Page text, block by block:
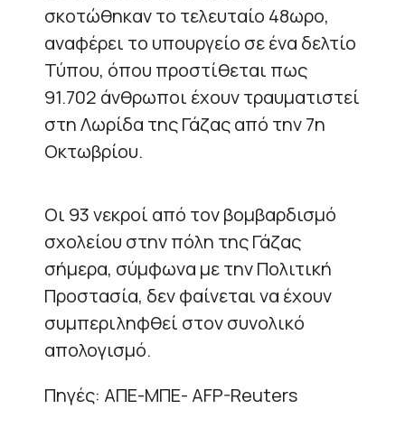
σκοτώθηκαν το τελευταίο 48ωρο,
αναφέρει το υπουργείο σε ένα δελτίο
Τύπου, όπου προστίθεται πως
91.702 άνθρωποι έχουν τραυματιστεί
στη Λωρίδα της Γάζας από την 7η
Οκτωβρίου.
Οι 93 νεκροί από τον βομβαρδισμό
σχολείου στην πόλη της Γάζας
σήμερα, σύμφωνα με την Πολιτική
Προστασία, δεν φαίνεται να έχουν
συμπεριληφθεί στον συνολικό
απολογισμό.
Πηγές: ΑΠΕ-ΜΠΕ- AFP-Reuters